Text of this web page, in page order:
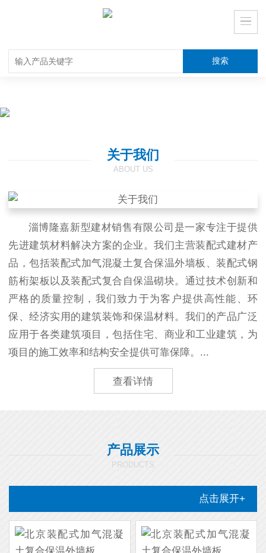
关于我们
ABOUT US
淄博隆嘉新型建材销售有限公司是一家专注于提供
先进建筑材料解决方案的企业。我们主营装配式建材产
品，包括装配式加气混凝土复合保温外墙板、装配式钢
筋桁架板以及装配式复合自保温砌块。通过技术创新和
严格的质量控制，我们致力于为客户提供高性能、环
保、经济实用的建筑装饰和保温材料。我们的产品广泛
应用于各类建筑项目，包括住宅、商业和工业建筑，为
项目的施工效率和结构安全提供可靠保障。...
查看详情
产品展示
PRODUCTS
点击展开+